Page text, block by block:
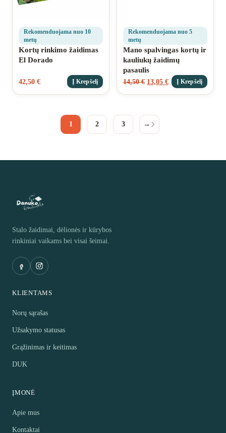
Rekomenduojama nuo 10
metų
Kortų rinkimo žaidimas
El Dorado
42,50 € Į Krepšelį
Rekomenduojama nuo 5
metų
Mano spalvingas kortų ir
kauliukų žaidimų
pasaulis
14,50€ 13,05 € Į Krepšelį
1 2 3 →
Stalo žaidimai, dėlionės ir kūrybos
rinkiniai vaikams bei visai šeimai.
KLIENTAMS
Norų sąrašas
Užsakymo statusas
Grąžinimas ir keitimas
DUK
ĮMONĖ
Apie mus
Kontaktai